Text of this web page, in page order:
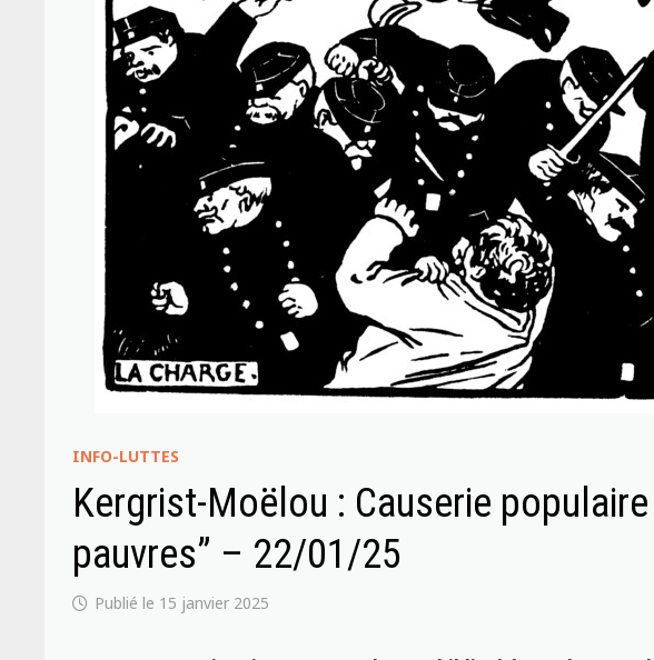
INFO-LUTTES
Kergrist-Moëlou : Causerie
pauvres” – 22/01/25
15 janvier 2025